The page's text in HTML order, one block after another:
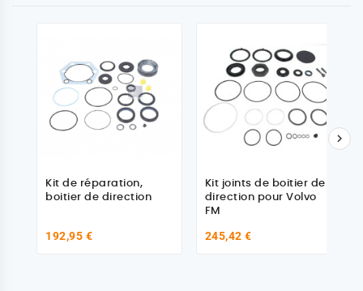
Kit de réparation,
boitier de direction
192,95 €
Kit joints de boitier de
direction pour Volvo
FM
245,42 €
